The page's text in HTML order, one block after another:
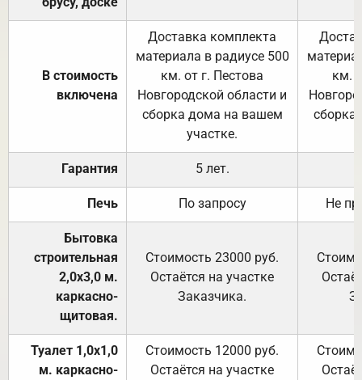
В стоимость
включена
Доставка комплекта
материала в радиусе 500
км. от г. Пестова
Новгородской области и
сборка дома на вашем
участке.
км.
Гарантия 5 лет.
Печь По запросу Не
Бытовка
строительная
2,0х3,0 м.
каркасно-
щитовая.
Стоимость 23000 руб.
Остаётся на участке
Заказчика.
Туалет 1,0х1,0
м. каркасно-
Стоимость 12000 руб.
Остаётся на участке